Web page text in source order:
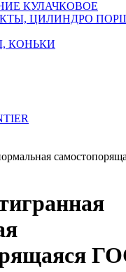
КУЛАЧКОВОЕ
ЦИЛИНДРО
КОНЬКИ